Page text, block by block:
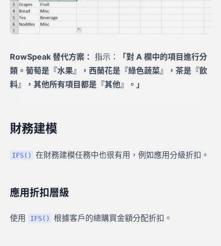
RowSpeak 替代方案： 指示：
「對 A 欄中的項目進行分
類。葡萄是『水果』，西蘭花是『綠色蔬菜』，茶是『飲
料』，其他所有項目都是『其他』。」
財務建模
IFS() 在財務建模任務中也很有用，例如應用分級折扣。
應用折扣層級
使用 IFS() 根據客戶的總購買金額分配折扣。